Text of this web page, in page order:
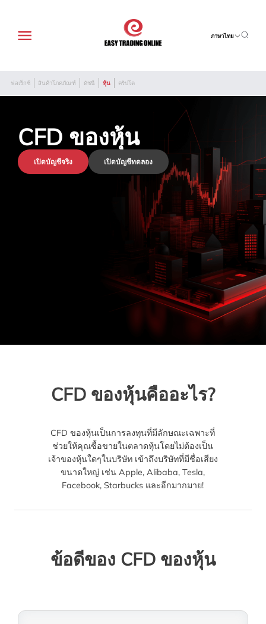
ภาษาไทย
ฟอเร็กซ์ สินค้าโภคภัณฑ์ ดัชนี หุ้น คริปโต
CFD ของหุ้น
เปิดบัญชีจริง เปิดบัญชีทดลอง
CFD ของหุ้นคืออะไร?
CFD ของหุ้นเป็นการลงทุนที่มีลักษณะเฉพาะที่
ช่วยให้คุณซื้อขายในตลาดหุ้นโดยไม่ต้องเป็น
เจ้าของหุ้นใดๆในบริษัท เข้าถึงบริษัทที่มีชื่อเสียง
ขนาดใหญ่ เช่น Apple, Alibaba, Tesla,
Facebook, Starbucks และอีกมากมาย!
ข้อดีของ CFD ของหุ้น